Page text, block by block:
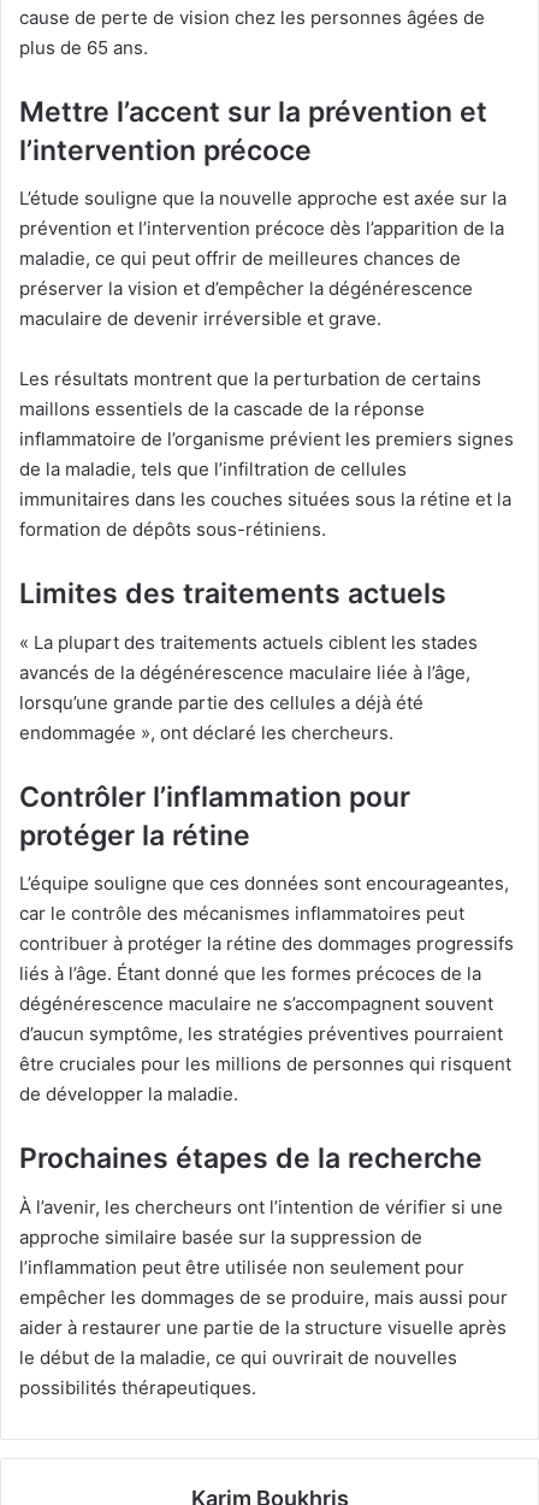
cause de perte de vision chez les personnes âgées de
plus de 65 ans.
Mettre l’accent sur la prévention et
l’intervention précoce
L’étude souligne que la nouvelle approche est axée sur la
prévention et l’intervention précoce dès l’apparition de la
maladie, ce qui peut offrir de meilleures chances de
préserver la vision et d’empêcher la dégénérescence
maculaire de devenir irréversible et grave.
Les résultats montrent que la perturbation de certains
maillons essentiels de la cascade de la réponse
inflammatoire de l’organisme prévient les premiers signes
de la maladie, tels que l’infiltration de cellules
immunitaires dans les couches situées sous la rétine et la
formation de dépôts sous-rétiniens.
Limites des traitements actuels
« La plupart des traitements actuels ciblent les stades
avancés de la dégénérescence maculaire liée à l’âge,
lorsqu’une grande partie des cellules a déjà été
endommagée », ont déclaré les chercheurs.
Contrôler l’inflammation pour
protéger la rétine
L’équipe souligne que ces données sont encourageantes,
car le contrôle des mécanismes inflammatoires peut
contribuer à protéger la rétine des dommages progressifs
liés à l’âge. Étant donné que les formes précoces de la
dégénérescence maculaire ne s’accompagnent souvent
d’aucun symptôme, les stratégies préventives pourraient
être cruciales pour les millions de personnes qui risquent
de développer la maladie.
Prochaines étapes de la recherche
À l’avenir, les chercheurs ont l’intention de vérifier si une
approche similaire basée sur la suppression de
l’inflammation peut être utilisée non seulement pour
empêcher les dommages de se produire, mais aussi pour
aider à restaurer une partie de la structure visuelle après
le début de la maladie, ce qui ouvrirait de nouvelles
possibilités thérapeutiques.
Karim Boukhris